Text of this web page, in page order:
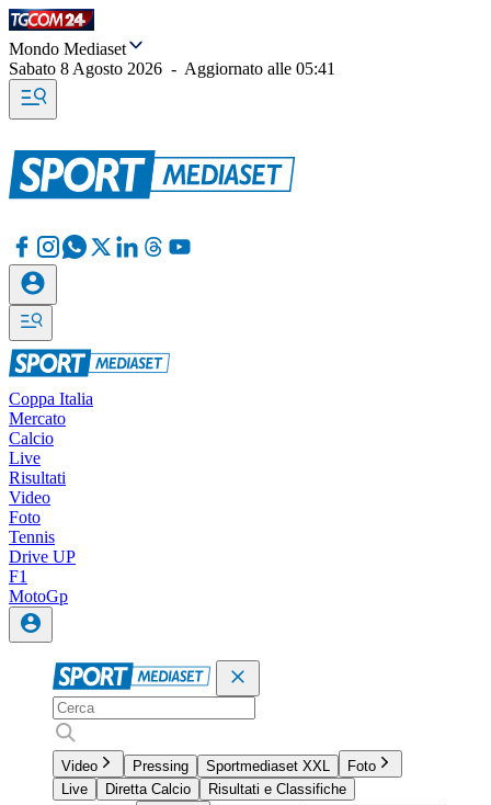
Mondo Mediaset
Sabato 8 Agosto 2026 - Aggiornato alle 05:41
Coppa Italia
Mercato
Calcio
Live
Risultati
Video
Foto
Tennis
Drive UP
F1
MotoGp
Video Pressing Sportmediaset XXL
Foto
Live
Diretta Calcio
Risultati e Classifiche